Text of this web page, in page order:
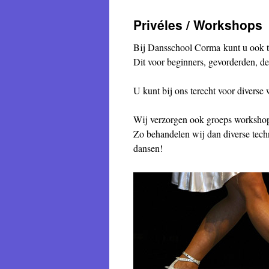
Privéles / Workshops
Bij Dansschool Corma kunt u ook
Dit voor beginners, gevorderden,
U kunt bij ons terecht voor diverse
Wij verzorgen ook groeps
Zo behandelen wij dan diverse
dansen!